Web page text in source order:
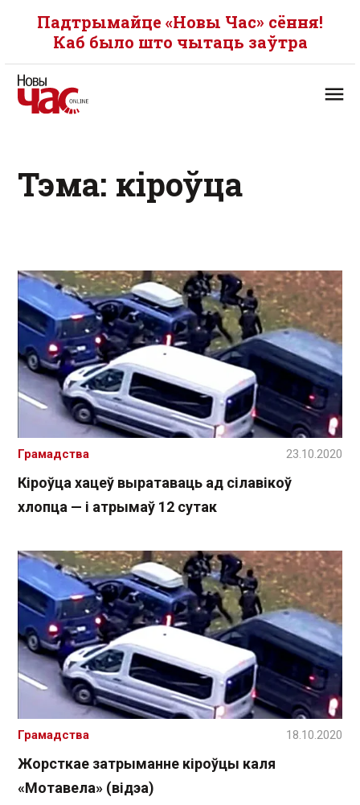
Падтрымайце «Новы Час» сёння!
Каб было што чытаць заўтра
Тэма: кіроўца
Кіроўца хацеў выратаваць ад сілавікоў
хлопца — і атрымаў 12 сутак
Грамадства 23.10.2020
Жорсткае затрыманне кіроўцы каля
«Мотавела» (відэа)
Грамадства 18.10.2020